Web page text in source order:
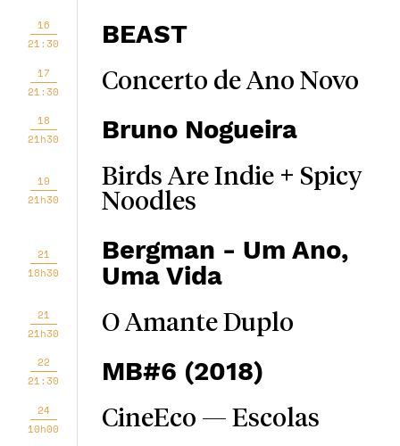
16
21:30
BEAST
17
21:30
Concerto de Ano Novo
18
21h30
Bruno Nogueira
19
21h30
Birds Are Indie + Spicy
Noodles
21
18h30
Bergman - Um Ano,
Uma Vida
21
21h30
O Amante Duplo
22
21:30
MB#6 (2018)
24
10h00
CineEco — Escolas